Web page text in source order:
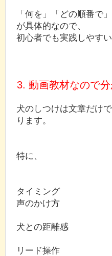
「何を」「どの順番で
が具体的なので、
初心者でも実践しやすい
3. 動画教材なので
犬のしつけは文章だけ
ります。
特に、
タイミング
声のかけ方
犬との距離感
リード操作